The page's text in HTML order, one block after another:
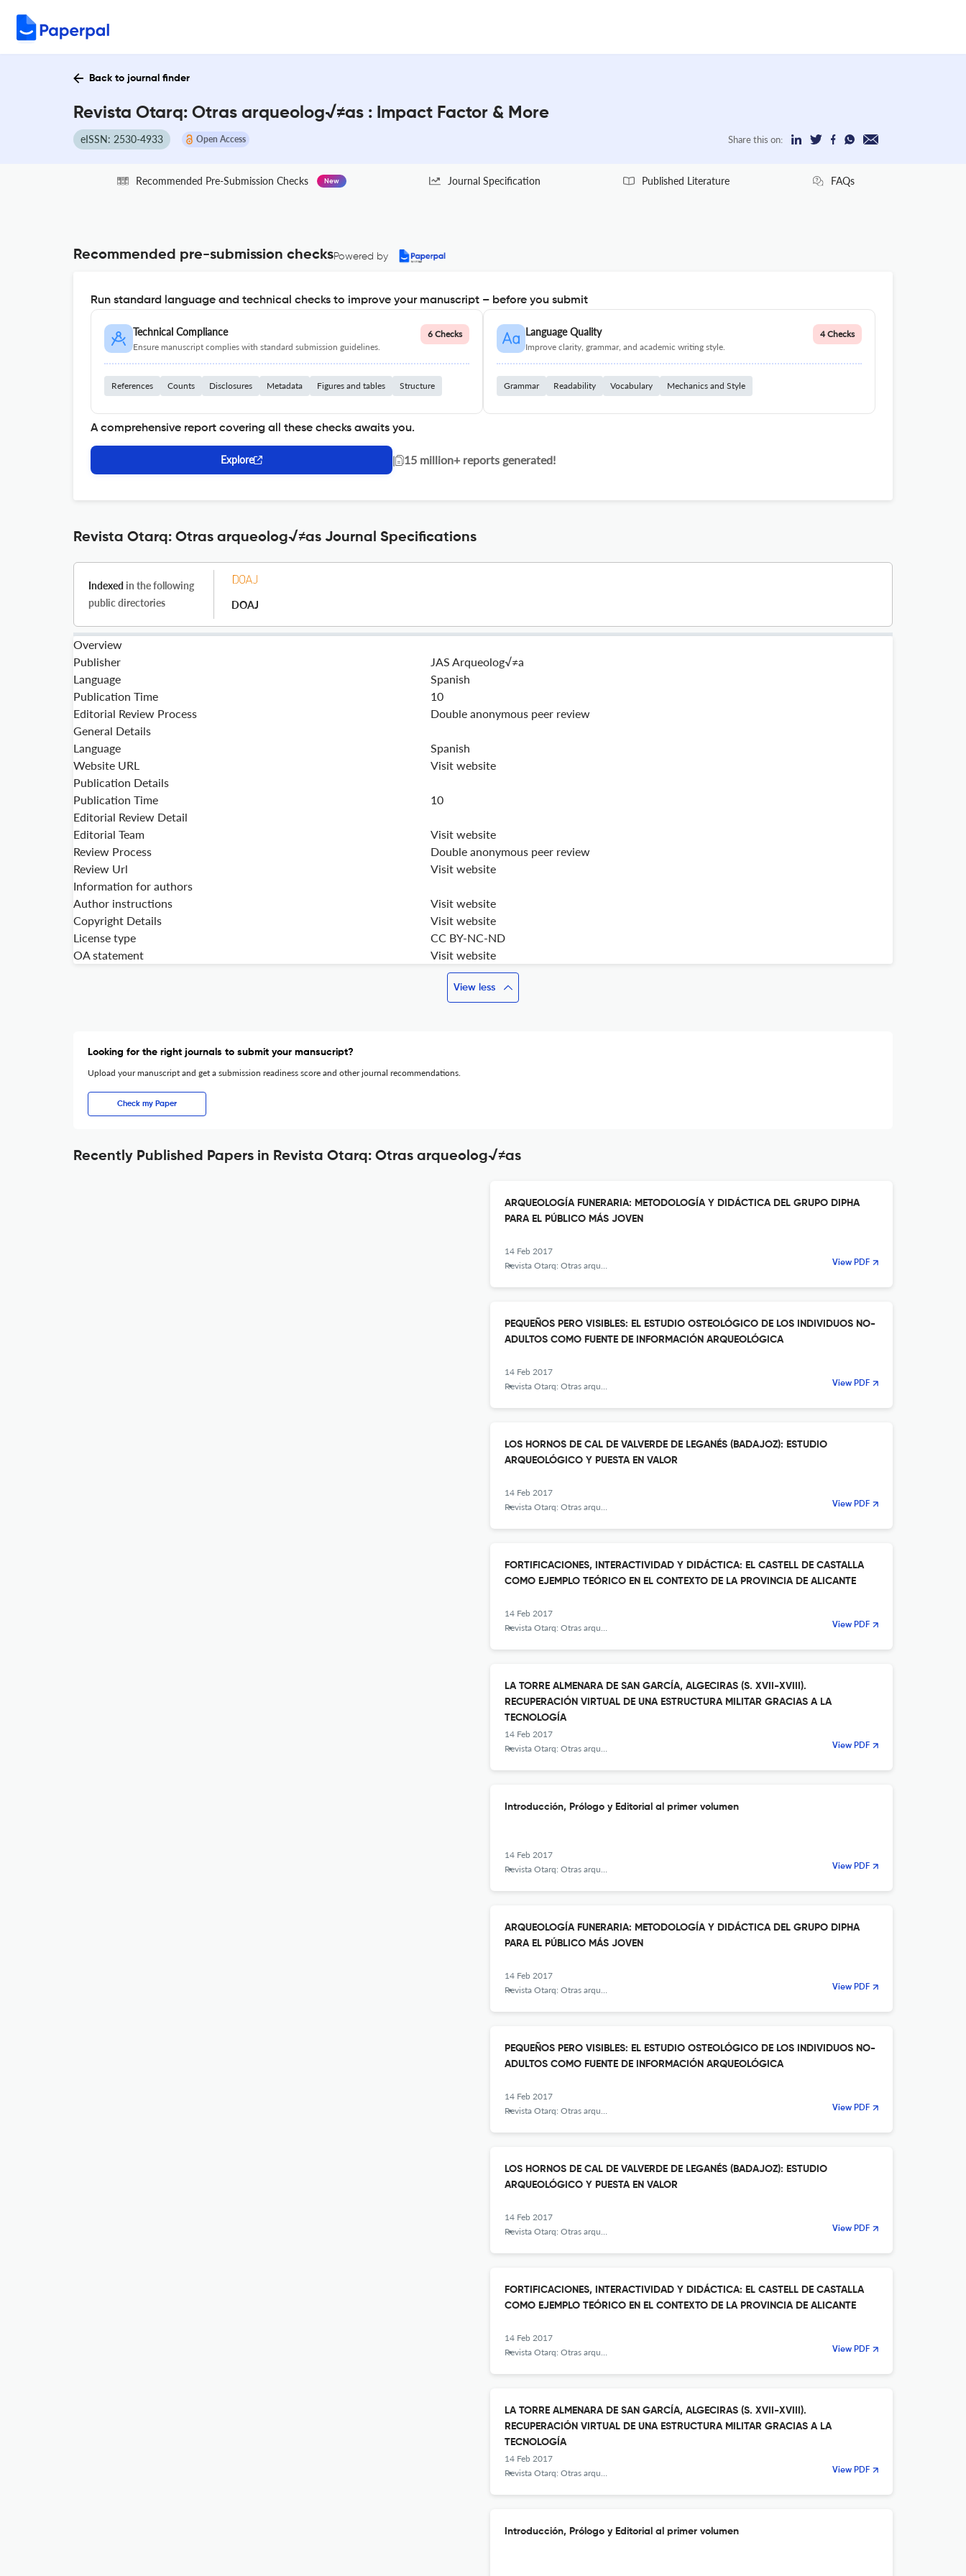
Back to journal finder
Revista Otarq: Otras arqueolog√≠as : Impact Factor & More
eISSN: 2530-4933 Open Access Share this on:
Recommended Pre-Submission Checks New Journal Specification Published Literature FAQs
Recommended pre-submission checksPowered by
Run standard language and technical checks to improve your manuscript – before you submit
Technical Compliance
Ensure manuscript complies with standard submission guidelines.
6 Checks
References Counts Disclosures Metadata Figures and tables Structure
Language Quality
Improve clarity, grammar, and academic writing style.
4 Checks
Grammar Readability Vocabulary Mechanics and Style
A comprehensive report covering all these checks awaits you.
Explore | 15 million+ reports generated!
Revista Otarq: Otras arqueolog√≠as Journal Specifications
Indexed in the following
public directories
DOAJ
Overview
Publisher
JAS Arqueolog√≠a
Language
Spanish
Publication Time
10
Editorial Review Process
Double anonymous peer review
General Details
Language
Spanish
Website URL
Visit website
Publication Details
Publication Time
10
Editorial Review Detail
Editorial Team
Visit website
Review Process
Double anonymous peer review
Review Url
Visit website
Information for authors
Author instructions
Visit website
Copyright Details
Visit website
License type
CC BY-NC-ND
OA statement
Visit website
View less
Looking for the right journals to submit your mansucript?
Upload your manuscript and get a submission readiness score and other journal recommendations.
Check my Paper
Recently Published Papers in Revista Otarq: Otras arqueolog√≠as
ARQUEOLOGÍA FUNERARIA: METODOLOGÍA Y DIDÁCTICA DEL GRUPO DIPHA
PARA EL PÚBLICO MÁS JOVEN
14 Feb 2017
Revista Otarq: Otras arqueologías
View PDF
PEQUEÑOS PERO VISIBLES: EL ESTUDIO OSTEOLÓGICO DE LOS INDIVIDUOS NO-
ADULTOS COMO FUENTE DE INFORMACIÓN ARQUEOLÓGICA
14 Feb 2017
Revista Otarq: Otras arqueologías
View PDF
LOS HORNOS DE CAL DE VALVERDE DE LEGANÉS (BADAJOZ): ESTUDIO
ARQUEOLÓGICO Y PUESTA EN VALOR
14 Feb 2017
Revista Otarq: Otras arqueologías
View PDF
FORTIFICACIONES, INTERACTIVIDAD Y DIDÁCTICA: EL CASTELL DE CASTALLA
COMO EJEMPLO TEÓRICO EN EL CONTEXTO DE LA PROVINCIA DE ALICANTE
14 Feb 2017
Revista Otarq: Otras arqueologías
View PDF
LA TORRE ALMENARA DE SAN GARCÍA, ALGECIRAS (S. XVII-XVIII).
RECUPERACIÓN VIRTUAL DE UNA ESTRUCTURA MILITAR GRACIAS A LA
TECNOLOGÍA
14 Feb 2017
Revista Otarq: Otras arqueologías
View PDF
Introducción, Prólogo y Editorial al primer volumen
14 Feb 2017
Revista Otarq: Otras arqueologías
View PDF
ARQUEOLOGÍA FUNERARIA: METODOLOGÍA Y DIDÁCTICA DEL GRUPO DIPHA
PARA EL PÚBLICO MÁS JOVEN
14 Feb 2017
Revista Otarq: Otras arqueologías
View PDF
PEQUEÑOS PERO VISIBLES: EL ESTUDIO OSTEOLÓGICO DE LOS INDIVIDUOS NO-
ADULTOS COMO FUENTE DE INFORMACIÓN ARQUEOLÓGICA
14 Feb 2017
Revista Otarq: Otras arqueologías
View PDF
LOS HORNOS DE CAL DE VALVERDE DE LEGANÉS (BADAJOZ): ESTUDIO
ARQUEOLÓGICO Y PUESTA EN VALOR
14 Feb 2017
Revista Otarq: Otras arqueologías
View PDF
FORTIFICACIONES, INTERACTIVIDAD Y DIDÁCTICA: EL CASTELL DE CASTALLA
COMO EJEMPLO TEÓRICO EN EL CONTEXTO DE LA PROVINCIA DE ALICANTE
14 Feb 2017
Revista Otarq: Otras arqueologías
View PDF
LA TORRE ALMENARA DE SAN GARCÍA, ALGECIRAS (S. XVII-XVIII).
RECUPERACIÓN VIRTUAL DE UNA ESTRUCTURA MILITAR GRACIAS A LA
TECNOLOGÍA
14 Feb 2017
Revista Otarq: Otras arqueologías
View PDF
Introducción, Prólogo y Editorial al primer volumen